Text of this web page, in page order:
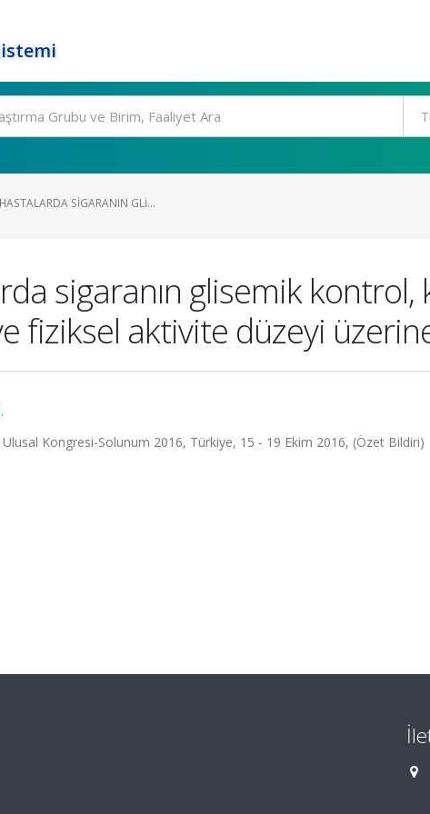
SIGARANIN GLI...
sigaranın glisemik
fiziksel aktivite düzeyi
Kongresi-Solunum 2016, Türkiye, 15 - 19 Ekim 2016, (Özet Bildiri)